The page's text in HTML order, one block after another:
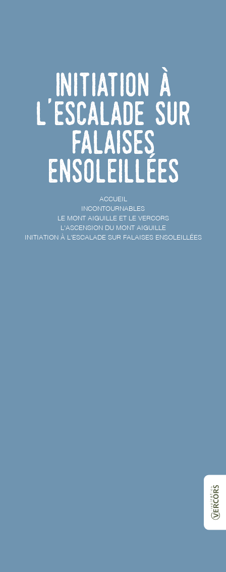
Initiation à
l'escalade sur
falaises
ensoleillées
ACCUEIL
INCONTOURNABLES
LE MONT AIGUILLE ET LE VERCORS
L'ASCENSION DU MONT AIGUILLE
INITIATION À L'ESCALADE SUR FALAISES ENSOLEILLÉES